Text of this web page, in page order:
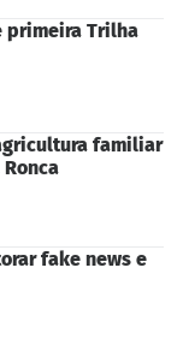
primeira Trilha
familiar
fake news e